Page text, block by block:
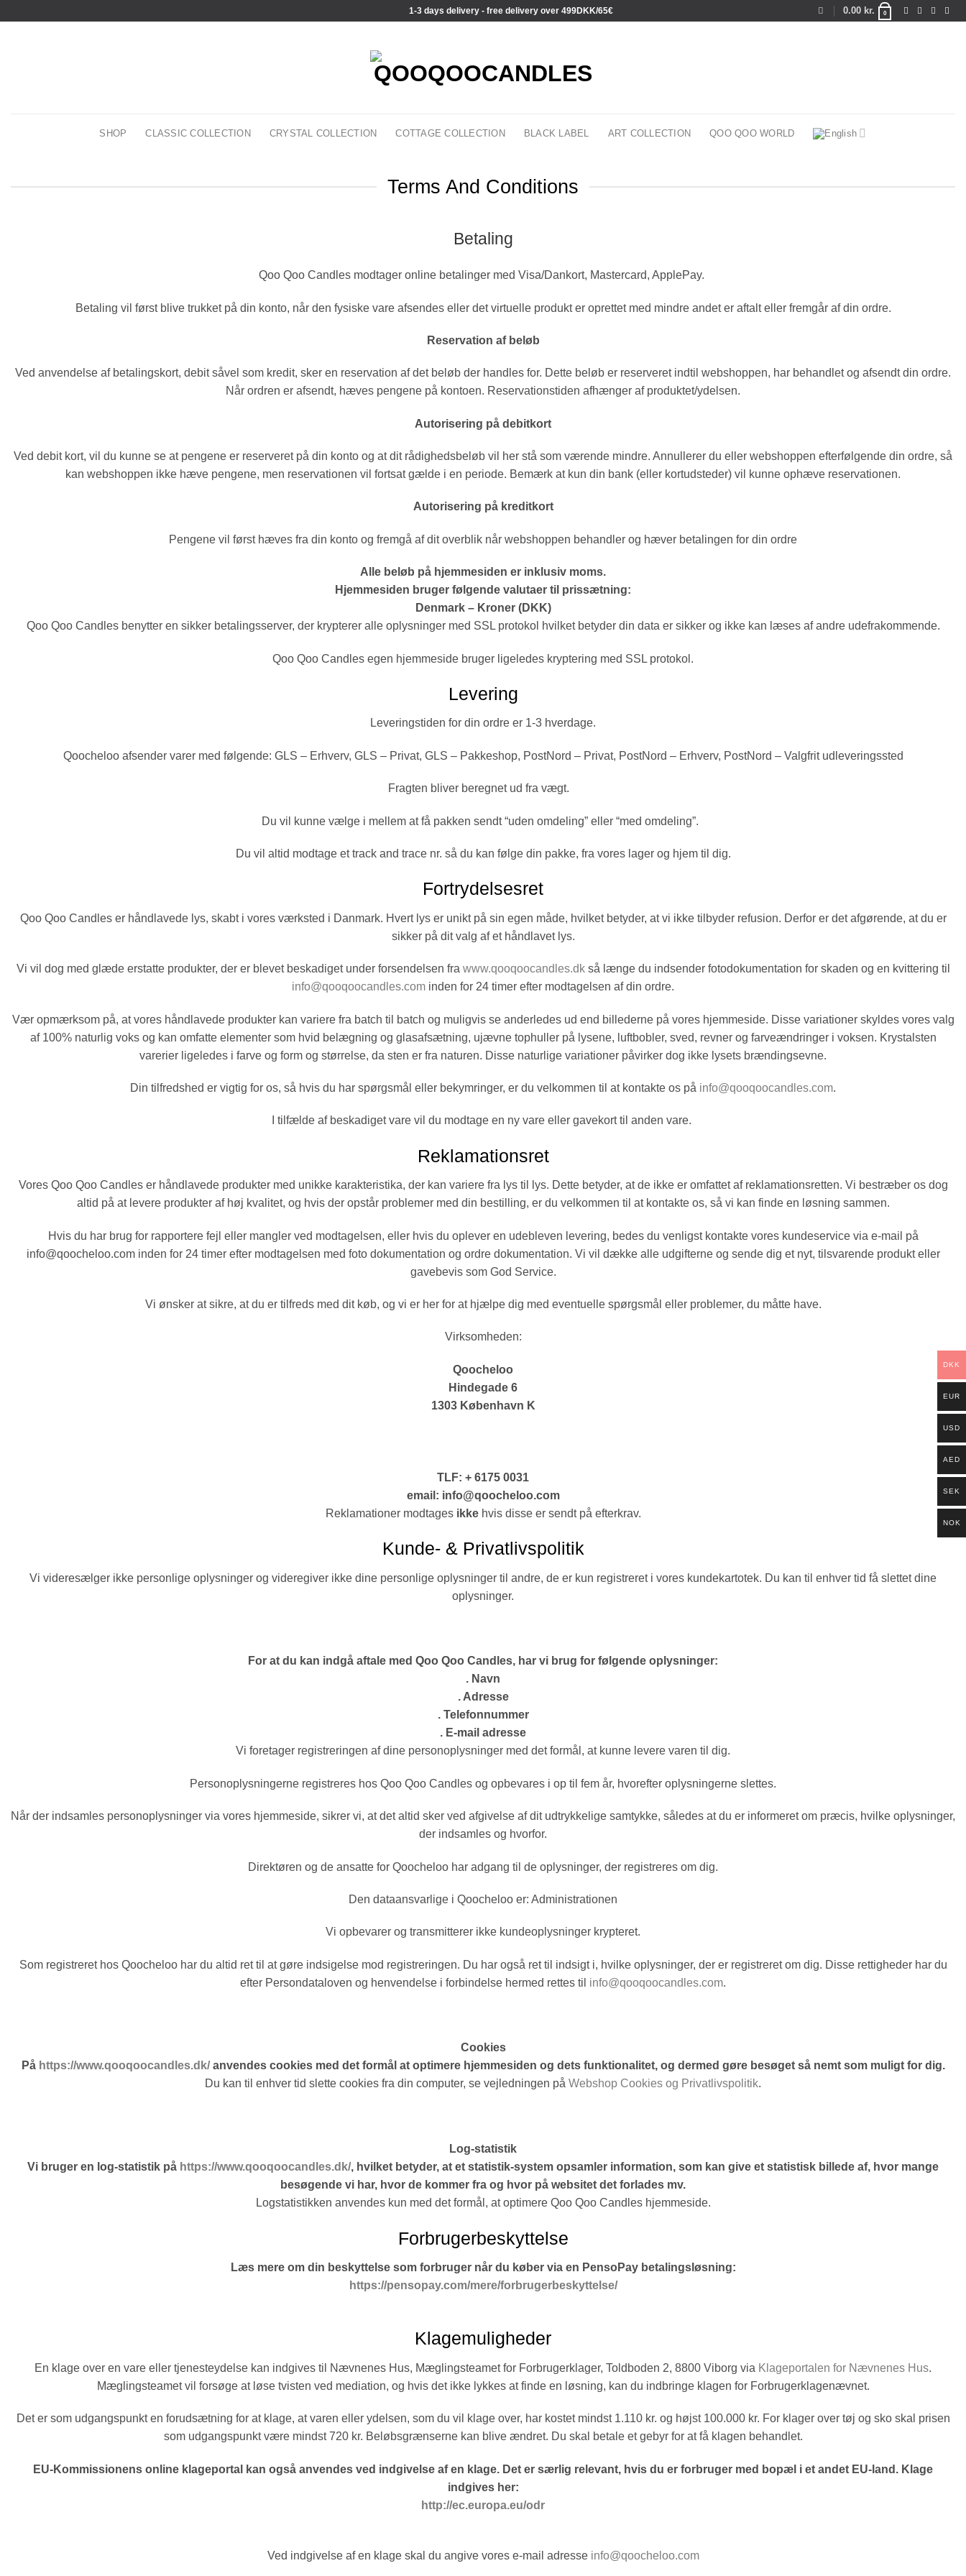
1-3 days delivery - free delivery over 499DKK/65€ 0.00 kr. 0
SHOP CLASSIC COLLECTION CRYSTAL COLLECTION COTTAGE COLLECTION BLACK LABEL ART COLLECTION QOO QOO WORLD
Terms And Conditions
Betaling
Qoo Qoo Candles modtager online betalinger med Visa/Dankort, Mastercard, ApplePay.
Betaling vil først blive trukket på din konto, når den fysiske vare afsendes eller det virtuelle produkt er oprettet med mindre andet er aftalt eller fremgår af din ordre.
Reservation af beløb
Ved anvendelse af betalingskort, debit såvel som kredit, sker en reservation af det beløb der handles for. Dette beløb er reserveret indtil webshoppen, har behandlet og afsendt din ordre.
Når ordren er afsendt, hæves pengene på kontoen. Reservationstiden afhænger af produktet/ydelsen.
Autorisering på debitkort
Ved debit kort, vil du kunne se at pengene er reserveret på din konto og at dit rådighedsbeløb vil her stå som værende mindre. Annullerer du eller webshoppen efterfølgende din ordre, så
kan webshoppen ikke hæve pengene, men reservationen vil fortsat gælde i en periode. Bemærk at kun din bank (eller kortudsteder) vil kunne ophæve reservationen.
Autorisering på kreditkort
Pengene vil først hæves fra din konto og fremgå af dit overblik når webshoppen behandler og hæver betalingen for din ordre
Alle beløb på hjemmesiden er inklusiv moms.
Hjemmesiden bruger følgende valutaer til prissætning:
Denmark – Kroner (DKK)
Qoo Qoo Candles benytter en sikker betalingsserver, der krypterer alle oplysninger med SSL protokol hvilket betyder din data er sikker og ikke kan læses af andre udefrakommende.
Qoo Qoo Candles egen hjemmeside bruger ligeledes kryptering med SSL protokol.
Levering
Leveringstiden for din ordre er 1-3 hverdage.
Qoocheloo afsender varer med følgende: GLS – Erhverv, GLS – Privat, GLS – Pakkeshop, PostNord – Privat, PostNord – Erhverv, PostNord – Valgfrit udleveringssted
Fragten bliver beregnet ud fra vægt.
Du vil kunne vælge i mellem at få pakken sendt “uden omdeling” eller “med omdeling”.
Du vil altid modtage et track and trace nr. så du kan følge din pakke, fra vores lager og hjem til dig.
Fortrydelsesret
Qoo Qoo Candles er håndlavede lys, skabt i vores værksted i Danmark. Hvert lys er unikt på sin egen måde, hvilket betyder, at vi ikke tilbyder refusion. Derfor er det afgørende, at du er
sikker på dit valg af et håndlavet lys.
Vi vil dog med glæde erstatte produkter, der er blevet beskadiget under forsendelsen fra www.qooqoocandles.dk så længe du indsender fotodokumentation for skaden og en kvittering til
info@qooqoocandles.com inden for 24 timer efter modtagelsen af din ordre.
Vær opmærksom på, at vores håndlavede produkter kan variere fra batch til batch og muligvis se anderledes ud end billederne på vores hjemmeside. Disse variationer skyldes vores valg
af 100% naturlig voks og kan omfatte elementer som hvid belægning og glasafsætning, ujævne tophuller på lysene, luftbobler, sved, revner og farveændringer i voksen. Krystalsten
varerier ligeledes i farve og form og størrelse, da sten er fra naturen. Disse naturlige variationer påvirker dog ikke lysets brændingsevne.
Din tilfredshed er vigtig for os, så hvis du har spørgsmål eller bekymringer, er du velkommen til at kontakte os på info@qooqoocandles.com.
I tilfælde af beskadiget vare vil du modtage en ny vare eller gavekort til anden vare.
Reklamationsret
Vores Qoo Qoo Candles er håndlavede produkter med unikke karakteristika, der kan variere fra lys til lys. Dette betyder, at de ikke er omfattet af reklamationsretten. Vi bestræber os dog
altid på at levere produkter af høj kvalitet, og hvis der opstår problemer med din bestilling, er du velkommen til at kontakte os, så vi kan finde en løsning sammen.
Hvis du har brug for rapportere fejl eller mangler ved modtagelsen, eller hvis du oplever en udebleven levering, bedes du venligst kontakte vores kundeservice via e-mail på
info@qoocheloo.com inden for 24 timer efter modtagelsen med foto dokumentation og ordre dokumentation. Vi vil dække alle udgifterne og sende dig et nyt, tilsvarende produkt eller
gavebevis som God Service.
Vi ønsker at sikre, at du er tilfreds med dit køb, og vi er her for at hjælpe dig med eventuelle spørgsmål eller problemer, du måtte have.
Virksomheden:
Qoocheloo
Hindegade 6
1303 København K
TLF: + 6175 0031
email: info@qoocheloo.com
Reklamationer modtages ikkehvis disse er sendt på efterkrav.
Kunde- & Privatlivspolitik
Vi videresælger ikke personlige oplysninger og videregiver ikke dine personlige oplysninger til andre, de er kun registreret i vores kundekartotek. Du kan til enhver tid få slettet dine
oplysninger.
For at du kan indgå aftale med Qoo Qoo Candles, har vi brug for følgende oplysninger:
. Navn
. Adresse
. Telefonnummer
. E-mail adresse
Vi foretager registreringen af dine personoplysninger med det formål, at kunne levere varen til dig.
Personoplysningerne registreres hos Qoo Qoo Candles og opbevares i op til fem år, hvorefter oplysningerne slettes.
Når der indsamles personoplysninger via vores hjemmeside, sikrer vi, at det altid sker ved afgivelse af dit udtrykkelige samtykke, således at du er informeret om præcis, hvilke oplysninger,
der indsamles og hvorfor.
Direktøren og de ansatte for Qoocheloo har adgang til de oplysninger, der registreres om dig.
Den dataansvarlige i Qoocheloo er: Administrationen
Vi opbevarer og transmitterer ikke kundeoplysninger krypteret.
Som registreret hos Qoocheloo har du altid ret til at gøre indsigelse mod registreringen. Du har også ret til indsigt i, hvilke oplysninger, der er registreret om dig. Disse rettigheder har du
efter Persondataloven og henvendelse i forbindelse hermed rettes til info@qooqoocandles.com.
Cookies
På https://www.qooqoocandles.dk/anvendes cookies med det formål at optimere hjemmesiden og dets funktionalitet, og dermed gøre besøget så nemt som muligt for dig.
Du kan til enhver tid slette cookies fra din computer, se vejledningen på Webshop Cookies og Privatlivspolitik.
Log-statistik
Vi bruger en log-statistik på https://www.qooqoocandles.dk/, hvilket betyder, at et statistik-system opsamler information, som kan give et statistisk billede af, hvor mange
besøgende vi har, hvor de kommer fra og hvor på websitet det forlades mv.
Logstatistikken anvendes kun med det formål, at optimere Qoo Qoo Candles hjemmeside.
Forbrugerbeskyttelse
Læs mere om din beskyttelse som forbruger når du køber via en PensoPay betalingsløsning:
https://pensopay.com/mere/forbrugerbeskyttelse/
Klagemuligheder
En klage over en vare eller tjenesteydelse kan indgives til Nævnenes Hus, Mæglingsteamet for Forbrugerklager, Toldboden 2, 8800 Viborg via Klageportalen for Nævnenes Hus.
Mæglingsteamet vil forsøge at løse tvisten ved mediation, og hvis det ikke lykkes at finde en løsning, kan du indbringe klagen for Forbrugerklagenævnet.
Det er som udgangspunkt en forudsætning for at klage, at varen eller ydelsen, som du vil klage over, har kostet mindst 1.110 kr. og højst 100.000 kr. For klager over tøj og sko skal prisen
som udgangspunkt være mindst 720 kr. Beløbsgrænserne kan blive ændret. Du skal betale et gebyr for at få klagen behandlet.
EU-Kommissionens online klageportal kan også anvendes ved indgivelse af en klage. Det er særlig relevant, hvis du er forbruger med bopæl i et andet EU-land. Klage
indgives her:
http://ec.europa.eu/odr
Ved indgivelse af en klage skal du angive vores e-mail adresse info@qoocheloo.com
DKK
EUR
USD
AED
SEK
NOK